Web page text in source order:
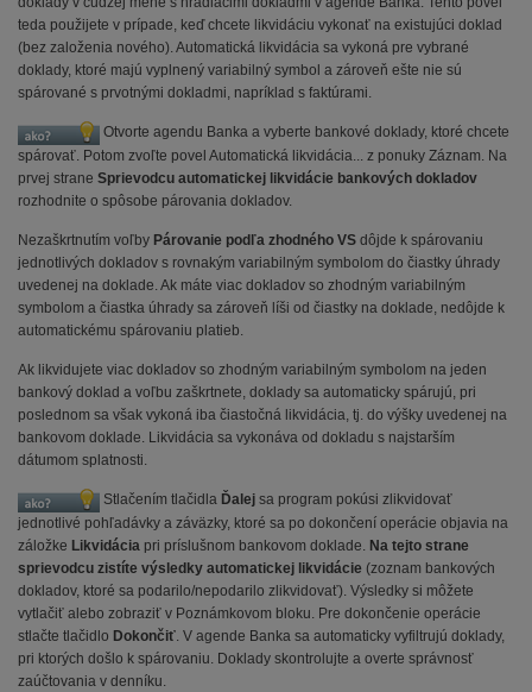
teda použijete v prípade, keď chcete likvidáciu vykonať na existujúci doklad
(bez založenia nového). Automatická likvidácia sa vykoná pre vybrané
doklady, ktoré majú vyplnený variabilný symbol a zároveň ešte nie sú
spárované s prvotnými dokladmi, napríklad s faktúrami.
Otvorte agendu Banka a vyberte bankové doklady, ktoré chcete
spárovať. Potom zvoľte povel Automatická likvidácia... z ponuky Záznam. Na
prvej strane Sprievodcu automatickej likvidácie bankových dokladov
rozhodnite o spôsobe párovania dokladov.
Nezaškrtnutím voľby Párovanie podľa zhodného VS dôjde k spárovaniu
jednotlivých dokladov s rovnakým variabilným symbolom do čiastky úhrady
uvedenej na doklade. Ak máte viac dokladov so zhodným variabilným
symbolom a čiastka úhrady sa zároveň líši od čiastky na doklade, nedôjde k
automatickému spárovaniu platieb.
Ak likvidujete viac dokladov so zhodným variabilným symbolom na jeden
bankový doklad a voľbu zaškrtnete, doklady sa automaticky spárujú, pri
poslednom sa však vykoná iba čiastočná likvidácia, tj. do výšky uvedenej na
bankovom doklade. Likvidácia sa vykonáva od dokladu s najstarším
dátumom splatnosti.
Stlačením tlačidla Ďalej sa program pokúsi zlikvidovať
jednotlivé pohľadávky a záväzky, ktoré sa po dokončení operácie objavia na
záložke Likvidácia pri príslušnom bankovom doklade. Na tejto strane
sprievodcu zistíte výsledky automatickej likvidácie (zoznam bankových
dokladov, ktoré sa podarilo/nepodarilo zlikvidovať). Výsledky si môžete
vytlačiť alebo zobraziť v Poznámkovom bloku. Pre dokončenie operácie
stlačte tlačidlo Dokončiť. V agende Banka sa automaticky vyfiltrujú doklady,
pri ktorých došlo k spárovaniu. Doklady skontrolujte a overte správnosť
zaúčtovania v denníku.